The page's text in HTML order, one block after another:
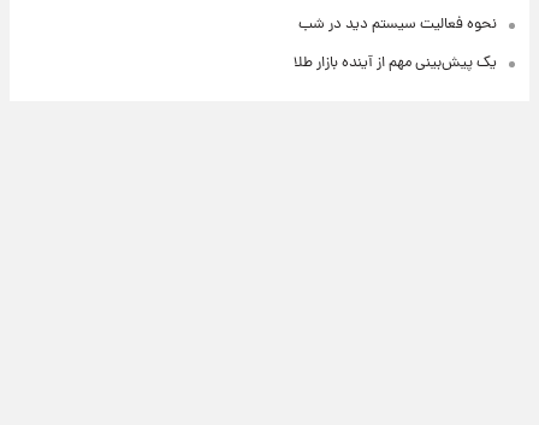
نحوه فعالیت سیستم دید در شب
یک پیش‌بینی مهم از آینده بازار طلا